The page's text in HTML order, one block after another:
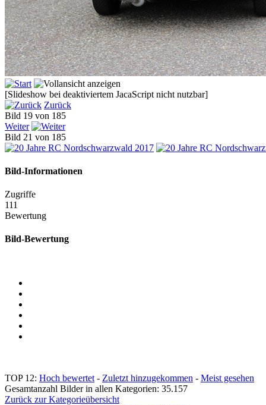
[Slideshow bei deaktiviertem JacaScript nicht nutzbar]
Zurück
Bild 19 von 185
Weiter
Bild 21 von 185
Bild-Informationen
Zugriffe
111
Bewertung
Bild-Bewertung
TOP 12: Hoch bewertet - Zuletzt hinzugekommen - Meist gesehen
Gesamtanzahl Bilder in allen Kategorien: 35.157
Zurück zur Kategorieübersicht